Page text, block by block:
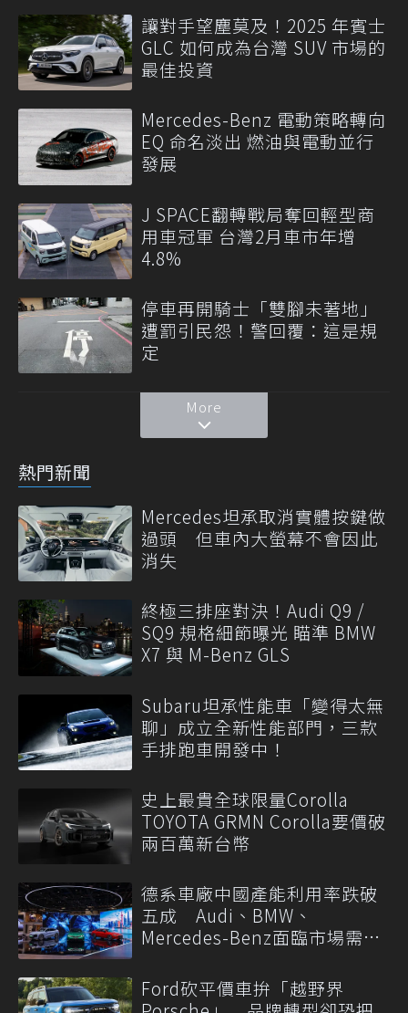
讓對手望塵莫及！2025 年賓士
GLC 如何成為台灣 SUV 市場的
最佳投資
Mercedes-Benz 電動策略轉向
EQ 命名淡出 燃油與電動並行
發展
J SPACE翻轉戰局奪回輕型商
用車冠軍 台灣2月車市年增
4.8%
停車再開騎士「雙腳未著地」
遭罰引民怨！警回覆：這是規
定
More
熱門新聞
Mercedes坦承取消實體按鍵做
過頭 但車內大螢幕不會因此
消失
終極三排座對決！Audi Q9 /
SQ9 規格細節曝光 瞄準 BMW
X7 與 M-Benz GLS
Subaru坦承性能車「變得太無
聊」成立全新性能部門，三款
手排跑車開發中！
史上最貴全球限量Corolla
TOYOTA GRMN Corolla要價破
兩百萬新台幣
德系車廠中國產能利用率跌破
五成 Audi、BMW、
Mercedes-Benz面臨市場需求
Ford砍平價車拚「越野界